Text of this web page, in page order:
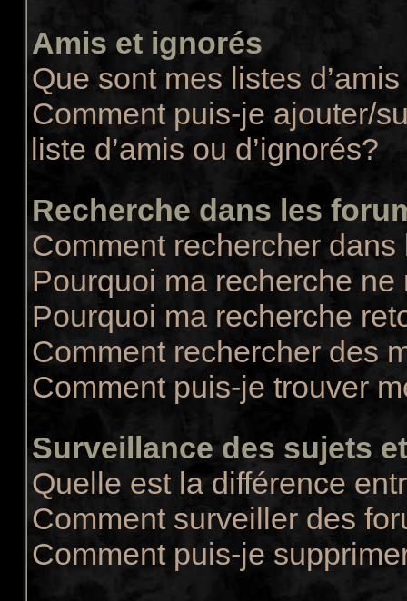
Amis et ignorés
Que sont mes listes
Comment puis-je ajouter/
liste d’amis ou d’ignorés?
Recherche dans les
Comment rechercher dans
Pourquoi ma recherche
Pourquoi ma recherche
Comment rechercher des
Comment puis-je trouver
Surveillance des sujets
Quelle est la différence
Comment surveiller des
Comment puis-je